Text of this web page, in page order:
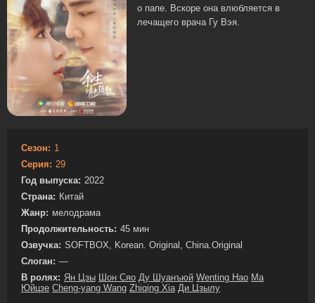
о папе. Вскоре она влюбляется в
лечащего врача Гу Вэя.
Сезон: 1
Серия: 29
Год выпуска: 2022
Страна: Китай
Жанр: мелодрама
Продолжительность: 45 мин
Озвучка: SOFTBOX, Korean. Original, China.Original
Слоган: —
В ролях: Ян Цзы Шон Сяо Ду Шуанъюй Wenting Hao Ма
Юйцзе Cheng-yang Wang Zhiqing Xia Ди Цзылу